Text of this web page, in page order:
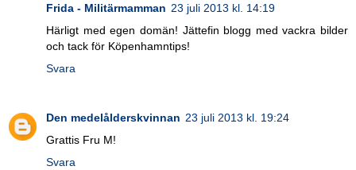
Frida - Militärmamman 23 juli 2013 kl. 14:19
Härligt med egen domän! Jättefin blogg med vackra bilder
och tack för Köpenhamntips!
Svara
Den medelålderskvinnan 23 juli 2013 kl. 19:24
Grattis Fru M!
Svara